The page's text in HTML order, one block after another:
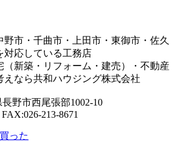
市・千曲市・上田市・東御市・佐久
対応している工務店
（新築・リフォーム・建売）・不動産
えなら共和ハウジング株式会社
野市西尾張部1002-10
213-8671
った